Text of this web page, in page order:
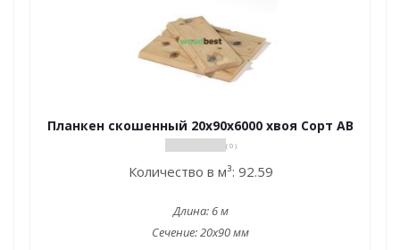
Планкен скошенный 20х90х6000 хвоя Сорт АВ
( 0 )
Количество в м³: 92.59
Длина:6 м
Сечение:20x90 мм